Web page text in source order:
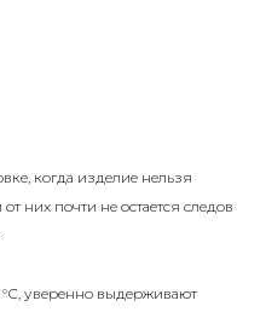
когда изделие нельзя
них почти не остается следов
уверенно выдерживают